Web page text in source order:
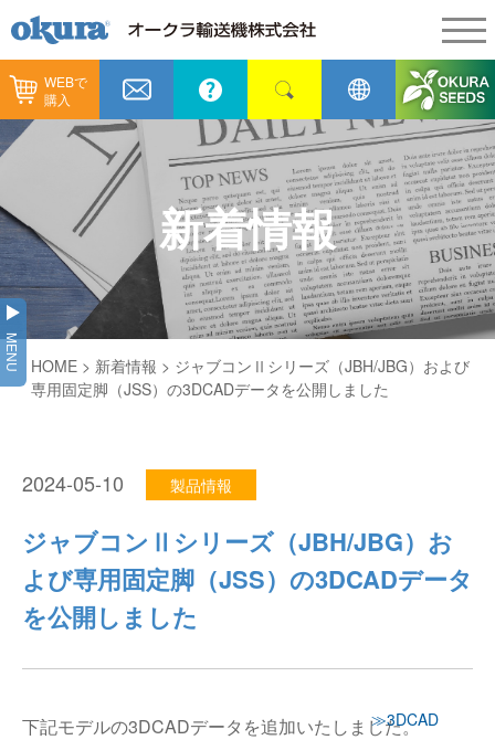
WEBで
購入
製品情報
製品情報
コンベヤ機器
コンベヤ機器を探す
用途から探す
コンベヤ機器の技術情報
GTPシステム
仕分けシステム
ピッキングシステム
納入事例
納入事例
全業種
製造
物流
通販
食品
メンテナンス
カタログ／CAD
会社情報
会社情報
企業理念
会社概要
事業所一覧
採用情報
オークラミュージアム
新着情報
生産終了品
物流用語集
オークラ育英財団
新着情報
MENU HOME > 新着情報 > ジャブコンⅡシリーズ（JBH/JBG）および
専用固定脚（JSS）の3DCADデータを公開しました
2024-05-10 製品情報
ジャブコンⅡシリーズ（JBH/JBG）お
よび専用固定脚（JSS）の3DCADデータ
を公開しました
下記モデルの3DCADデータを追加いたしました。
≫3DCAD